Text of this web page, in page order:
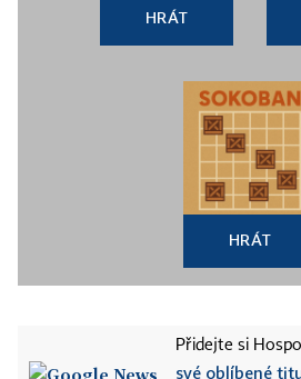
HRÁT
HRÁT
Přidejte si
své oblíbené